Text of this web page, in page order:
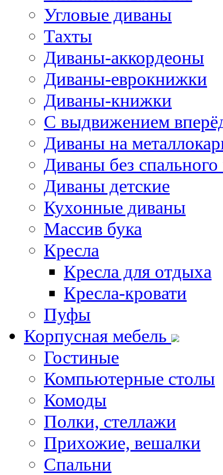
Угловые диваны
Тахты
Диваны-аккордеоны
Диваны-еврокнижки
Диваны-книжки
С выдвижением
Диваны на
Диваны без спального
Диваны детские
Кухонные диваны
Массив бука
Кресла
Кресла для отдыха
Кресла-кровати
Пуфы
Корпусная мебель
Гостиные
Компьютерные столы
Комоды
Полки, стеллажи
Прихожие, вешалки
Спальни